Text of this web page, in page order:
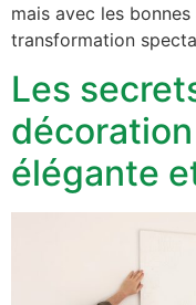
mais avec les
transformation
Les
élégante